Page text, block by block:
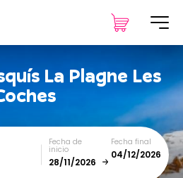
La Plagne Les
Fecha de
inicio
Fecha final